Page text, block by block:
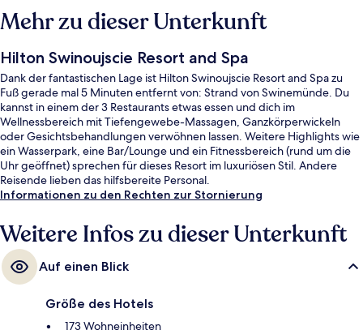
Mehr zu dieser Unterkunft
Hilton Swinoujscie Resort and Spa
Dank der fantastischen Lage ist Hilton Swinoujscie Resort and Spa zu
Fuß gerade mal 5 Minuten entfernt von: Strand von Swinemünde. Du
kannst in einem der 3 Restaurants etwas essen und dich im
Wellnessbereich mit Tiefengewebe-Massagen, Ganzkörperwickeln
oder Gesichtsbehandlungen verwöhnen lassen. Weitere Highlights wie
ein Wasserpark, eine Bar/Lounge und ein Fitnessbereich (rund um die
Uhr geöffnet) sprechen für dieses Resort im luxuriösen Stil. Andere
Reisende lieben das hilfsbereite Personal.
Informationen zu den Rechten zur Stornierung
Weitere Infos zu dieser Unterkunft
Auf einen Blick
Größe des Hotels
173 Wohneinheiten